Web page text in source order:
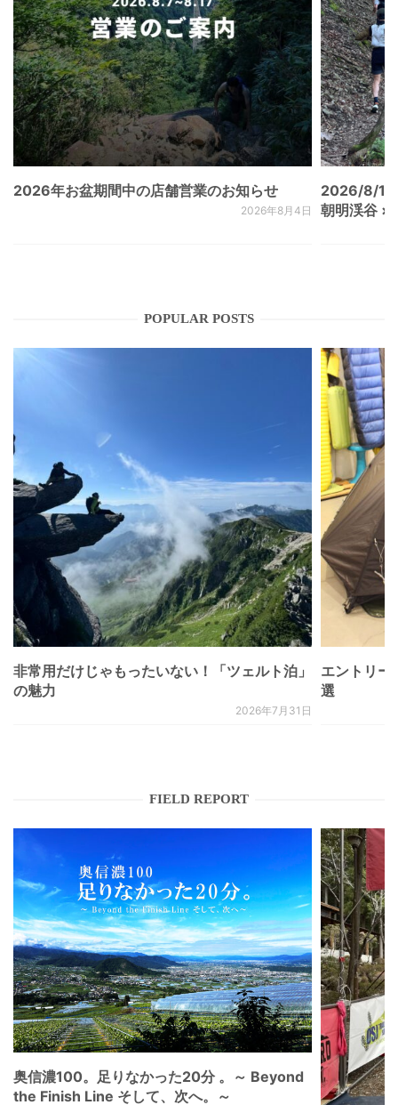
2026年お盆期間中の店舗営業のお知らせ
2026年8月4日
2026/8/
朝明渓谷 ×
POPULAR POSTS
非常用だけじゃもったいない！「ツェルト泊」
の魅力
2026年7月31日
エントリー
選
FIELD REPORT
奥信濃100。足りなかった20分 。～ Beyond
the Finish Line そして、次へ。～